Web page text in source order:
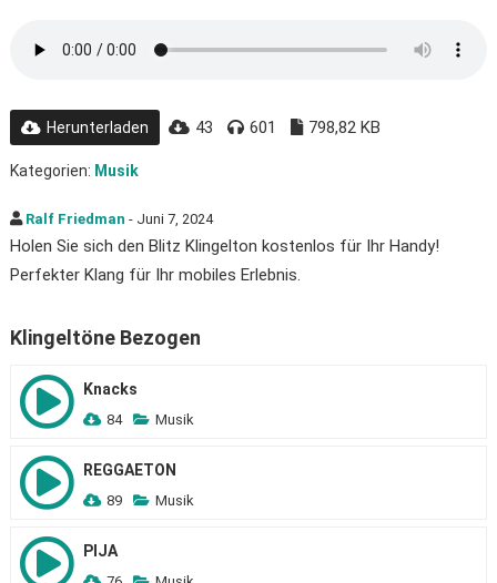
Herunterladen 43 601 798,82 KB
Kategorien: Musik
Ralf Friedman - Juni 7, 2024
Holen Sie sich den Blitz Klingelton kostenlos für Ihr Handy!
Perfekter Klang für Ihr mobiles Erlebnis.
Klingeltöne Bezogen
Knacks
84 Musik
REGGAETON
89 Musik
PIJA